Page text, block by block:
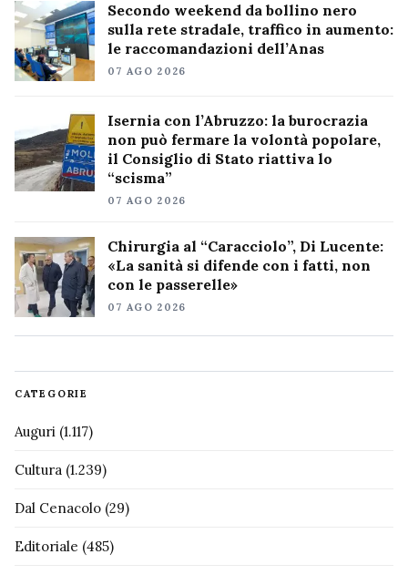
Secondo weekend da bollino nero
sulla rete stradale, traffico in aumento:
le raccomandazioni dell’Anas
07 AGO 2026
Isernia con l’Abruzzo: la burocrazia
non può fermare la volontà popolare,
il Consiglio di Stato riattiva lo
“scisma”
07 AGO 2026
Chirurgia al “Caracciolo”, Di Lucente:
«La sanità si difende con i fatti, non
con le passerelle»
07 AGO 2026
CATEGORIE
Auguri (1.117)
Cultura (1.239)
Dal Cenacolo (29)
Editoriale (485)